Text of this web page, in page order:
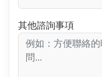
其他諮詢事項